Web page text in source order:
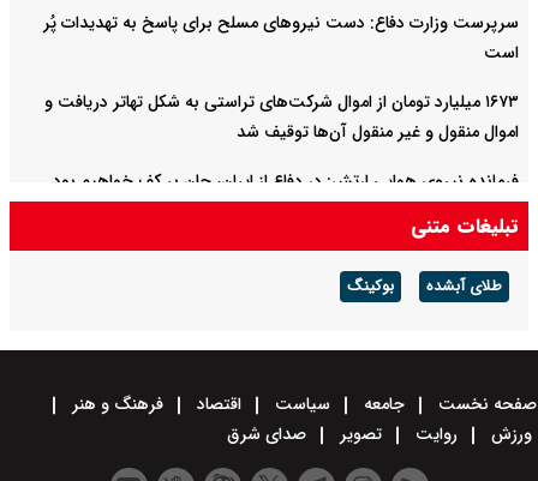
سرپرست وزارت دفاع: دست نیروهای مسلح برای پاسخ به تهدیدات پُر
است
۱۶۷۳ میلیارد تومان از اموال شرکت‌های تراستی به شکل تهاتر دریافت و
اموال منقول و غیر منقول آن‌ها توقیف شد
فرمانده نیروی هوایی ارتش: در دفاع از ایران، جان بر کف خواهیم بود
حمله حسین شریعتمداری به مذاکرات ایران و عمان درباره تنگه هرمز:
تبلیغات متنی
طلای آبشده بوکینگ
صفحه نخست جامعه سیاست اقتصاد
فرهنگ و هنر
ورزش
روایت تصویر صدای شرق